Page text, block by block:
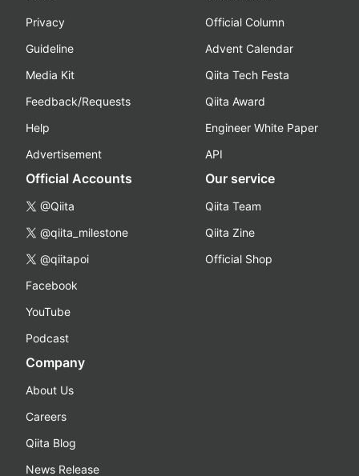
Privacy
Guideline
Media Kit
Feedback/Requests
Help
Advertisement
Official Column
Advent Calendar
Qiita Tech Festa
Qiita Award
Engineer White Paper
API
Official Accounts
@Qiita
@qiita_milestone
@qiitapoi
Facebook
YouTube
Podcast
Our service
Qiita Team
Qiita Zine
Official Shop
Company
About Us
Careers
Qiita Blog
News Release